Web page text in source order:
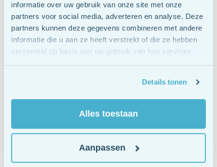
informatie over uw gebruik van onze site met onze
partners voor social media, adverteren en analyse. Deze
partners kunnen deze gegevens combineren met andere
informatie die u aan ze heeft verstrekt of die ze hebben
verzameld op basis van uw gebruik van hun services.
Details tonen
Alles toestaan
Aanpassen
Spelpsychotherapie
Systeemtherapie
Theraplay
Vak therapie sport, spel en dans
EMDR
Werken bij DOPPA zorg
Geef uw mening
Oplossingsgerichte therapie
Positieve psychologie